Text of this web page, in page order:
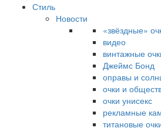
Стиль
Новости
«звёздные»
видео
винтажные
Джеймс Бонд
оправы и
очки и
очки унисекс
рекламные
титановые